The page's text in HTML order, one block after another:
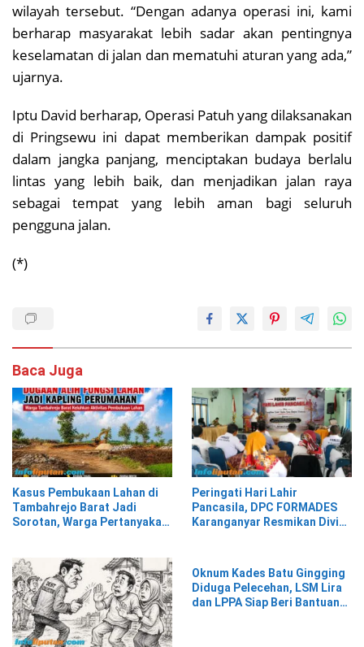
wilayah tersebut. “Dengan adanya operasi ini, kami
berharap masyarakat lebih sadar akan pentingnya
keselamatan di jalan dan mematuhi aturan yang ada,”
ujarnya.
Iptu David berharap, Operasi Patuh yang dilaksanakan
di Pringsewu ini dapat memberikan dampak positif
dalam jangka panjang, menciptakan budaya berlalu
lintas yang lebih baik, dan menjadikan jalan raya
sebagai tempat yang lebih aman bagi seluruh
pengguna jalan.
(*)
Baca Juga
Kasus Pembukaan Lahan di
Tambahrejo Barat Jadi
Sorotan, Warga Pertanyakan
Peringati Hari Lahir
Pancasila, DPC FORMADES
Karanganyar Resmikan Divisi
Oknum Kades Batu Gingging
Diduga Pelecehan, LSM Lira
dan LPPA Siap Beri Bantuan